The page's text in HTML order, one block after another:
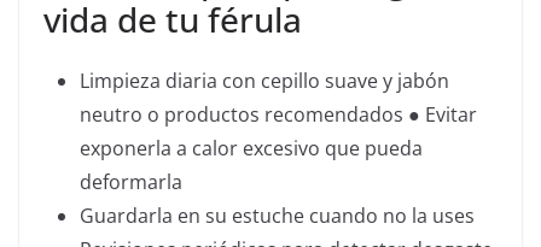
vida de tu férula
Limpieza diaria con cepillo suave y jabón
neutro o productos recomendados ● Evitar
exponerla a calor excesivo que pueda
deformarla
Guardarla en su estuche cuando no la uses